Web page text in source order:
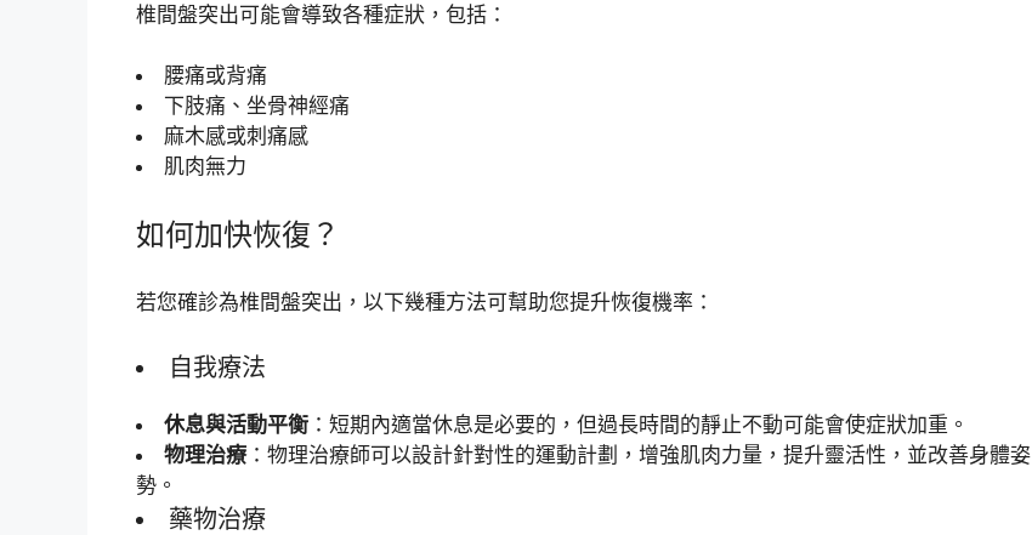
椎間盤突出可能會導致各種症狀，包括：
腰痛或背痛
下肢痛、坐骨神經痛
麻木感或刺痛感
肌肉無力
如何加快恢復？
若您確診為椎間盤突出，以下幾種方法可幫助您提升恢復機率：
自我療法
休息與活動平衡 ：短期內適當休息是必要的，但過長時間的靜止不動可能會使症狀加重。
物理治療：物理治療師可以設計針對性的運動計劃，增強肌肉力量，提升靈活性，並改善身體姿
勢。
藥物治療